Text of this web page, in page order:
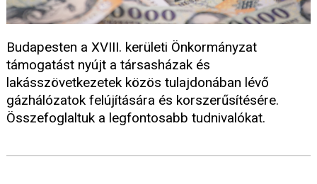
Budapesten a XVIII. kerületi Önkormányzat
támogatást nyújt a társasházak és
lakásszövetkezetek közös tulajdonában lévő
gázhálózatok felújítására és korszerűsítésére.
Összefoglaltuk a legfontosabb tudnivalókat.